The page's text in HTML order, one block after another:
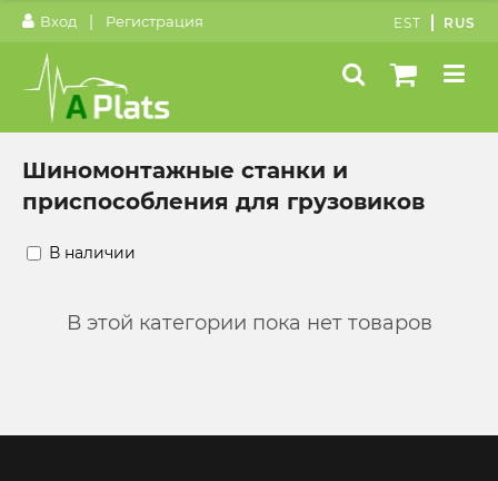
Вход | Регистрация EST RUS
Шиномонтажные станки и
приспособления для грузовиков
В наличии
В этой категории пока нет товаров